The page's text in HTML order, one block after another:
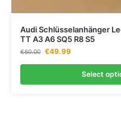
Audi Schlüsselanhänger
TT A3 A6 SQ5 R8 S5
€60.00 €49.99
Select